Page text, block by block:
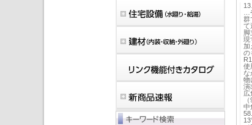
…
て
脚
現
加
の
使
な
物
演
広
中